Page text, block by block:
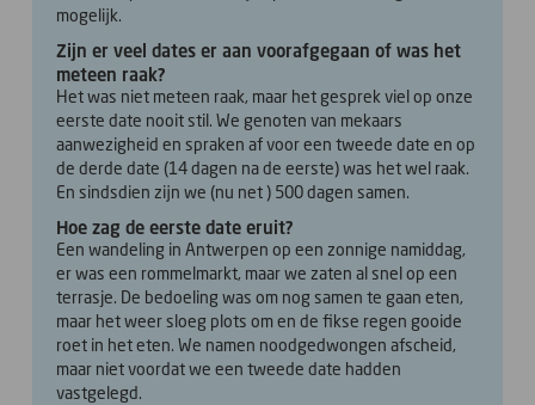
mogelijk.
Zijn er veel dates er aan voorafgegaan of was het
meteen raak?
Het was niet meteen raak, maar het gesprek viel op onze
eerste date nooit stil. We genoten van mekaars
aanwezigheid en spraken af voor een tweede date en op
de derde date (14 dagen na de eerste) was het wel raak.
En sindsdien zijn we (nu net ) 500 dagen samen.
Hoe zag de eerste date eruit?
Een wandeling in Antwerpen op een zonnige namiddag,
er was een rommelmarkt, maar we zaten al snel op een
terrasje. De bedoeling was om nog samen te gaan eten,
maar het weer sloeg plots om en de fikse regen gooide
roet in het eten. We namen noodgedwongen afscheid,
maar niet voordat we een tweede date hadden
vastgelegd.